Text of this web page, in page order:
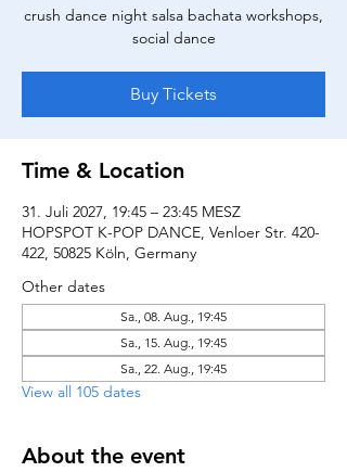
crush dance night salsa bachata workshops,
social dance
Buy Tickets
Time & Location
31. Juli 2027, 19:45 – 23:45 MESZ
HOPSPOT K-POP DANCE, Venloer Str. 420-
422, 50825 Köln, Germany
Other dates
Sa., 08. Aug., 19:45
Sa., 15. Aug., 19:45
Sa., 22. Aug., 19:45
View all 105 dates
About the event